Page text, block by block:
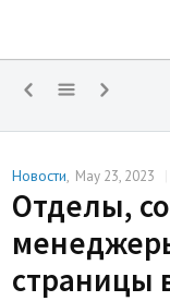
Новости, May 23, 2023
Отделы,
страницы